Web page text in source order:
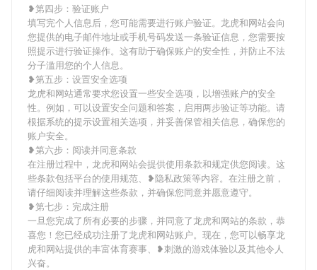
❥第四步：验证账户
填写完个人信息后，您可能需要进行账户验证。龙虎和网站会向
您提供的电子邮件地址或手机号码发送一条验证信息，您需要按
照提示进行验证操作。这有助于确保账户的安全性，并防止不法
分子滥用您的个人信息。
❥第五步：设置安全选项
龙虎和网站通常要求您设置一些安全选项，以增强账户的安全
性。例如，可以设置安全问题和答案，启用两步验证等功能。请
根据系统的提示设置相关选项，并妥善保管相关信息，确保您的
账户安全。
❥第六步：阅读并同意条款
在注册过程中，龙虎和网站会提供使用条款和规定供您阅读。这
些条款包括平台的使用规范、❥隐私政策等内容。在注册之前，
请仔细阅读并理解这些条款，并确保您同意并愿意遵守。
❥第七步：完成注册
一旦您完成了所有必要的步骤，并同意了龙虎和网站的条款，恭
喜您！您已经成功注册了龙虎和网站账户。现在，您可以畅享龙
虎和网站提供的丰富体育赛事、❥刺激的游戏体验以及其他令人
兴奋。